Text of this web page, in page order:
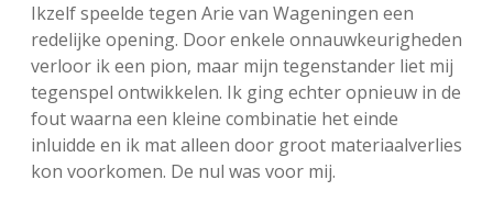
Ikzelf speelde tegen Arie van Wageningen een
redelijke opening. Door enkele onnauwkeurigheden
verloor ik een pion, maar mijn tegenstander liet mij
tegenspel ontwikkelen. Ik ging echter opnieuw in de
fout waarna een kleine combinatie het einde
inluidde en ik mat alleen door groot materiaalverlies
kon voorkomen. De nul was voor mij.